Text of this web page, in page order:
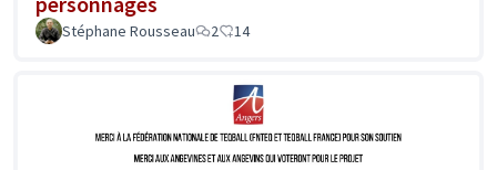
Stéphane Rousseau 2 14